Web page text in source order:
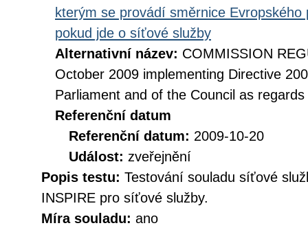
kterým se provádí směrnice
pokud jde o síťové služby
Alternativní název: COMMISSION
October 2009 implementing Directive
Parliament and of the Council as
Referenční datum
Referenční datum: 2009-10-20
Událost: zveřejnění
Popis testu: Testování souladu síťové
INSPIRE pro síťové služby.
Míra souladu: ano